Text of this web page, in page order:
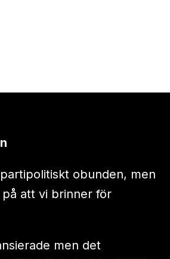
obunden, men
att vi brinner för
men det